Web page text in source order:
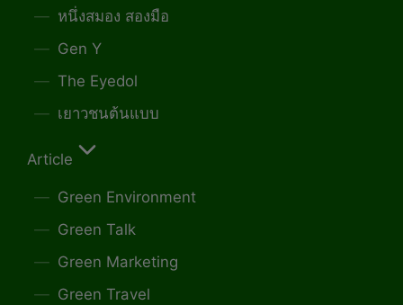
หนึ่งสมอง สองมือ
Gen Y
The Eyedol
เยาวชนต้นแบบ
Article
Green Environment
Green Talk
Green Marketing
Green Travel